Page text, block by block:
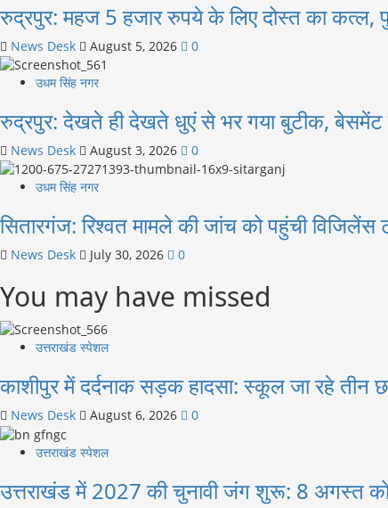
रुद्रपुर: महज 5 हजार रुपये के लिए दोस्त का कत्ल,
News Desk August 5, 2026 0
उधम सिंह नगर
रुद्रपुर: देखते ही देखते धुएं से भर गया बुटीक,
News Desk August 3, 2026 0
उधम सिंह नगर
सितारगंज: रिश्वत मामले की जांच को पहुंची
News Desk July 30, 2026 0
You may have missed
उत्तराखंड स्पेशल
काशीपुर में दर्दनाक सड़क हादसा: स्कूल जा रहे तीन
News Desk August 6, 2026 0
उत्तराखंड स्पेशल
उत्तराखंड में 2027 की चुनावी जंग शुरू: 8 अगस्त